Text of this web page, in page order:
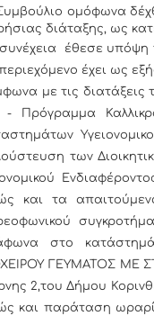
ομόφωνα
διάταξης, ως
έθεσε υπόψη
έχει ως
με τις διατάξεις
- Πρόγραμμα
των
και τα
στο
ΓΕΥΜΑΤΟΣ ΜΕ
2,του Δήμου
και παράταση